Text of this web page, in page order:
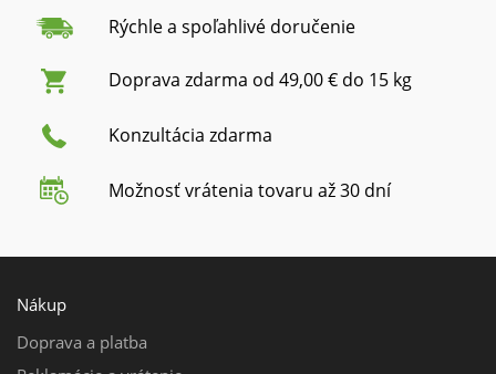
Rýchle a spoľahlivé doručenie
Doprava zdarma od 49,00 € do 15 kg
Konzultácia zdarma
Možnosť vrátenia tovaru až 30 dní
Nákup
Doprava a platba